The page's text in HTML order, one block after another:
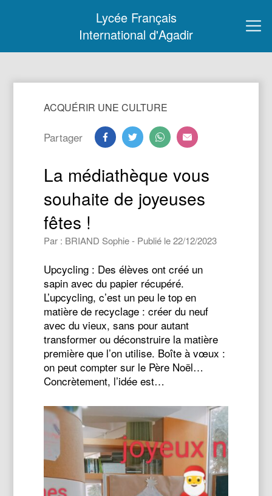
Lycée Français
International d'Agadir
ACQUÉRIR UNE CULTURE
Partager
La médiathèque vous
souhaite de joyeuses
fêtes !
Par : BRIAND Sophie - Publié le 22/12/2023
Upcycling : Des élèves ont créé un
sapin avec du papier récupéré.
L’upcycling, c’est un peu le top en
matière de recyclage : créer du neuf
avec du vieux, sans pour autant
transformer ou déconstruire la matière
première que l’on utilise. Boîte à vœux :
on peut compter sur le Père Noël…
Concrètement, l’idée est…